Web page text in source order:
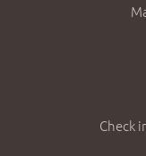
Check